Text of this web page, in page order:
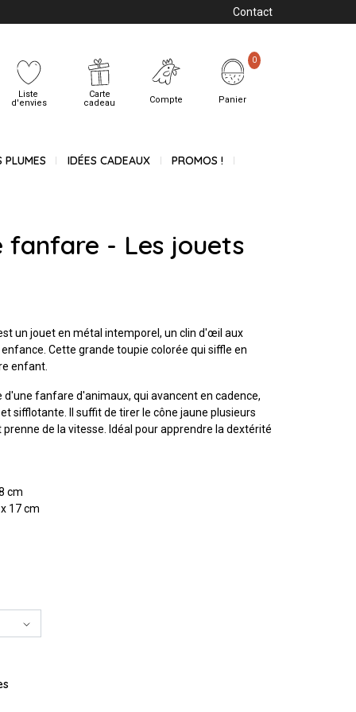
Contact
Liste
d'envies
Carte
cadeau
Compte Panier
0
PLUMES IDÉES CADEAUX PROMOS !
fanfare - Les jouets
un jouet en métal intemporel, un clin d'œil aux
Cette grande toupie colorée qui siffle en
enfant.
fanfare d'animaux, qui avancent en cadence,
sifflotante. Il suffit de tirer le cône jaune plusieurs
de la vitesse. Idéal pour apprendre la dextérité
cm
17 cm